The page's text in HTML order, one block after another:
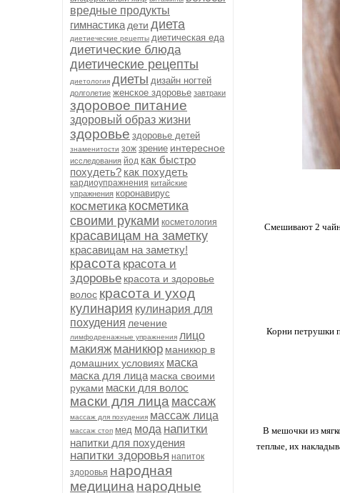
вредные продукты
гимнастика дети диета
диетиеческие рецепты диетическая еда
диетические блюда
диетические рецепты
диетология диеты дизайн ногтей
долголетие женское здоровье завтраки
здоровое питание
здоровый образ жизни
здоровье здоровье детей
знаменитости зож зрение интересное
исследования йод как быстро
похудеть? как похудеть
кардиоупражнения китайские
упражнения коронавирус
косметика косметика
своими руками косметология
красавицам на заметку
красавицам на заметку!
красота красота и
здоровье красота и здоровье
волос красота и уход
кулинария кулинария для
похудения лечение
лимфодренажные упражнения лицо
макияж маникюр маникюр в
домашних условиях маска
маска для лица маска своими
руками маски для волос
маски для лица массаж
массаж для похудения массаж лица
массаж стоп мед мода напитки
напитки для похудения
напитки здоровья напиток
здоровья народная
медицина народные
Смешивают 2
Корни петрушки
В мешочки из
теплые, их